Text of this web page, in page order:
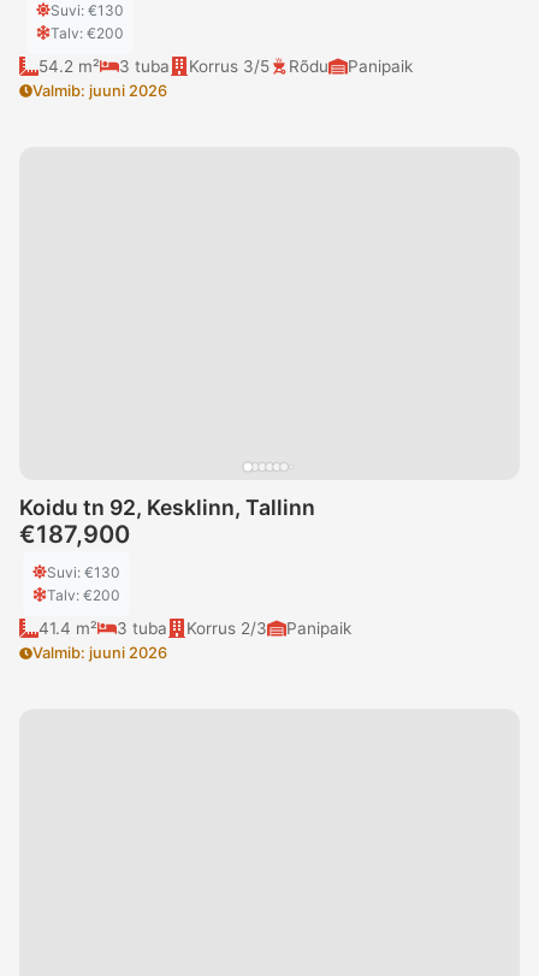
Suvi: €130
Talv: €200
54.2 m² 3 tuba Korrus 3/5 Rõdu Panipaik
Valmib: juuni 2026
Koidu tn 92, Kesklinn, Tallinn
€187,900
Suvi: €130
Talv: €200
41.4 m² 3 tuba Korrus 2/3 Panipaik
Valmib: juuni 2026